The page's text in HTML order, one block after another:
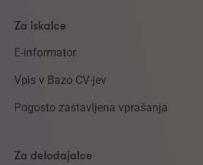
Za iskalce
E-informator
Vpis v Bazo CV-jev
Pogosto zastavljena vprašanja
Za delodajalce